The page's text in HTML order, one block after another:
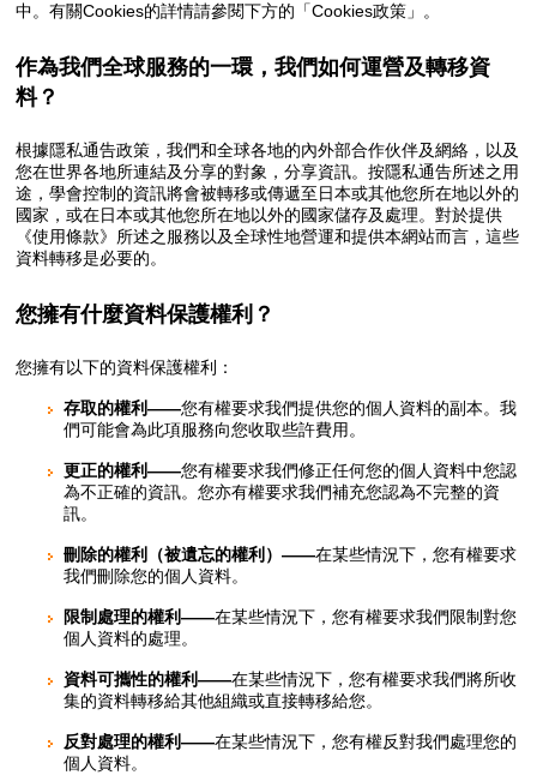
中。有關Cookies的詳情請參閱下方的「Cookies政策」。
作為我們全球服務的一環，我們如何運營及轉移資
料？
根據隱私通告政策，我們和全球各地的內外部合作伙伴及網絡，以及
您在世界各地所連結及分享的對象，分享資訊。按隱私通告所述之用
途，學會控制的資訊將會被轉移或傳遞至日本或其他您所在地以外的
國家，或在日本或其他您所在地以外的國家儲存及處理。對於提供
《使用條款》所述之服務以及全球性地營運和提供本網站而言，這些
資料轉移是必要的。
您擁有什麼資料保護權利？
您擁有以下的資料保護權利：
存取的權利——您有權要求我們提供您的個人資料的副本。我
們可能會為此項服務向您收取些許費用。
更正的權利——您有權要求我們修正任何您的個人資料中您認
為不正確的資訊。您亦有權要求我們補充您認為不完整的資
訊。
刪除的權利（被遺忘的權利）——在某些情況下，您有權要求
我們刪除您的個人資料。
限制處理的權利——在某些情況下，您有權要求我們限制對您
個人資料的處理。
資料可攜性的權利——在某些情況下，您有權要求我們將所收
集的資料轉移給其他組織或直接轉移給您。
反對處理的權利——在某些情況下，您有權反對我們處理您的
個人資料。